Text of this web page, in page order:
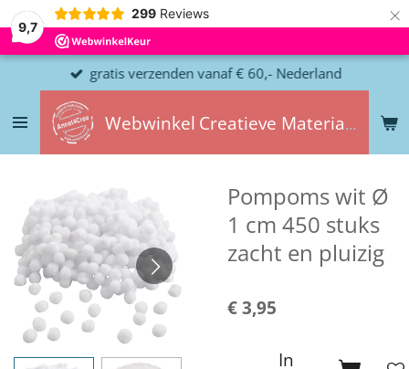
9,7
299 Reviews ×
Webwinkel Creatieve Materialen
gratis verzenden vanaf € 60,- Nederland
Pompoms wit Ø
1 cm 450 stuks
zacht en pluizig
€ 3,95
In